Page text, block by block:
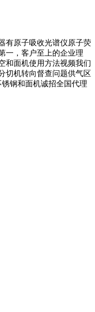
有原子吸收光谱仪原子荧
一，客户至上的企业理
和面机使用方法视频我们
切机转向督查问题供气区
钢和面机诚招全国代理